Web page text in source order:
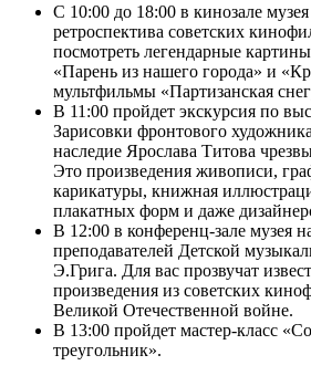
С 10:00 до 18:00 в кинозале
ретроспектива советских
посмотреть легендарные
«Парень из нашего города» и
мультфильмы «Партизанская
В 11:00 пройдет экскурсия по
Зарисовки фронтового
наследие Ярослава Титова
Это произведения живописи,
карикатуры, книжная
плакатных форм и даже
В 12:00 в конференц-зале музея
преподавателей Детской
Э.Грига. Для вас прозвучат
произведения из советских
Великой Отечественной войне.
В 13:00 пройдет мастер-класс
треугольник».